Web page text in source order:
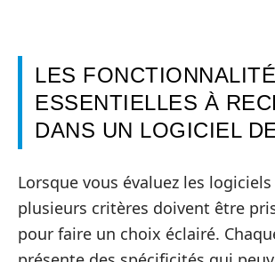
LES
ESSENTIELLES À
DANS UN LOGICIEL
Lorsque vous évaluez les
plusieurs critères doivent être
pour faire un choix éclairé.